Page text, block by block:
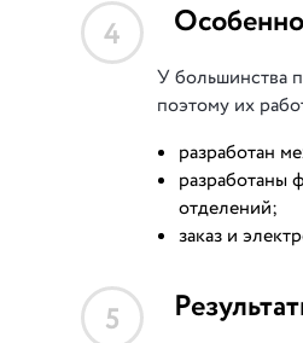
4
У большинства
поэтому их
разработан
разработаны
отделений;
заказ и
5